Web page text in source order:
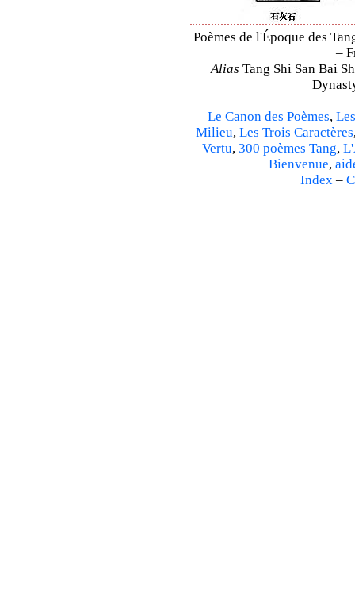
Poèmes de l'Époque des
–
Alias Tang Shi San Bai
Le Canon des Poèmes,
Milieu, Les Trois Caractères
Vertu, 300 poèmes Tang,
Bienvenue,
Index–